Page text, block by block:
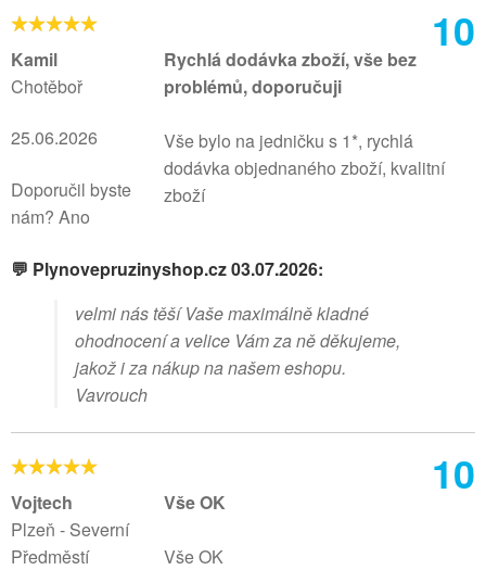
10
Kamil
Chotěboř
25.06.2026
Doporučil byste
nám? Ano
Rychlá dodávka zboží, vše bez
problémů, doporučuji
Vše bylo na jedničku s 1*, rychlá
dodávka objednaného zboží, kvalitní
zboží
💬 Plynovepruzinyshop.cz 03.07.2026:
velmi nás těší Vaše maximálně kladné
ohodnocení a velice Vám za ně děkujeme,
jakož i za nákup na našem eshopu.
Vavrouch
10
Vojtech
Plzeň - Severní
Předměstí
Vše OK
Vše OK